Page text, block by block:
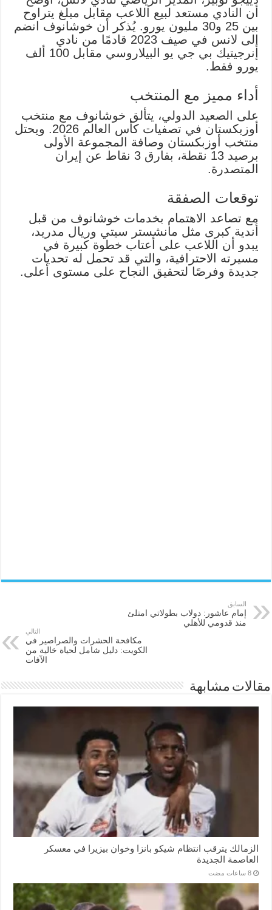
أن النادي مستعد لبيع اللاعب مقابل مبلغ يتراوح
بين 25 و30 مليون يورو. يُذكر أن خوشانوف انضم
إلى لانس في صيف 2023 قادمًا من نادي
إنرجيتيك بي جي يو البيلاروسي مقابل 100 ألف
يورو فقط.
أداء مميز مع المنتخب
على الصعيد الدولي، يتألق خوشانوف مع منتخب
أوزبكستان في تصفيات كأس العالم 2026. ويحتل
منتخب أوزبكستان وصافة المجموعة الأولى
برصيد 13 نقطة، بفارق 3 نقاط عن إيران
المتصدرة.
توقعات الصفقة
مع تصاعد الاهتمام بخدمات خوشانوف من قبل
أندية كبرى مثل مانشستر سيتي وريال مدريد،
يبدو أن اللاعب على أعتاب خطوة كبيرة في
مسيرته الاحترافية، والتي قد تحمل له تحديات
جديدة وفرصًا لتحقيق النجاح على مستوى أعلى.
السابق
إمام عاشور: دولاب بطولاتي امتلئ
منذ قدومي للأهلي
التالي
مكافحة الحشرات والصراصير في
الكويت: دليل شامل لحياة خالية من
الآفات
مقالات مشابهة
الزمالك يترقب انتظام شيكو بانزا وخوان بيزيرا في معسكر
العاصمة الجديدة
‏8 ساعات مضت